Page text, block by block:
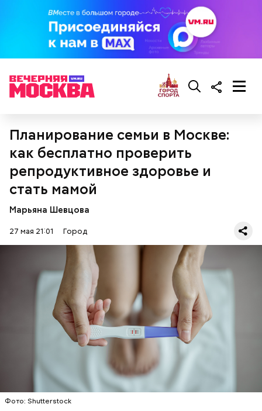
Планирование семьи в Москве:
как бесплатно проверить
репродуктивное здоровье и
стать мамой
Марьяна Шевцова
27 мая 21:01 Город
Фото: Shutterstock
С историческим видом
Летний кинотеатр в усадьбе Воронцово / Фото: Пресс-служба